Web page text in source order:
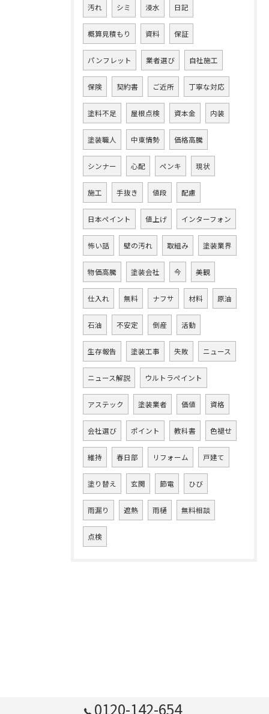
汚れ シミ 浸水 日記
概算見積もり 資料 保証
パンフレット 業者選び 自社施工
保険 契約書 ご近所 丁寧な対応
塗料不足 屋根点検 資本金 内装
塗装職人 中東情勢 価格高騰
シンナー 心配 ペンキ 現状
施工 手抜き 値段 配慮
日本ペイント 値上げ インターフォン
怖い話 壁の汚れ 取組み 塗装業界
物価高騰 塗装会社 今 美観
仕入れ 無料 ナフサ 材料 原油
石油 不安定 倒産 活動
生存報告 塗装工事 失敗 ニュース
ニュース解説 ウルトラペイント
アステック 塗装業者 価値 資格
会社選び ポイント 教科書 色褪せ
維持 春日部 リフォーム 戸建て
塗り替え 玄関 節電 ひび
雨漏り 遮熱 雨樋 無料相談
点検
0120-142-654